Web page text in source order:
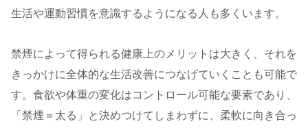
生活や運動習慣を意識するようになる人も多くいます。
禁煙によって得られる健康上のメリットは大きく、それを
きっかけに全体的な生活改善につなげていくことも可能で
す。食欲や体重の変化はコントロール可能な要素であり、
「禁煙＝太る」と決めつけてしまわずに、柔軟に向き合っ